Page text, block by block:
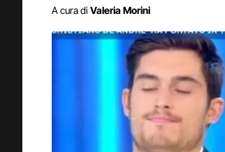
A cura di Valeria Morini